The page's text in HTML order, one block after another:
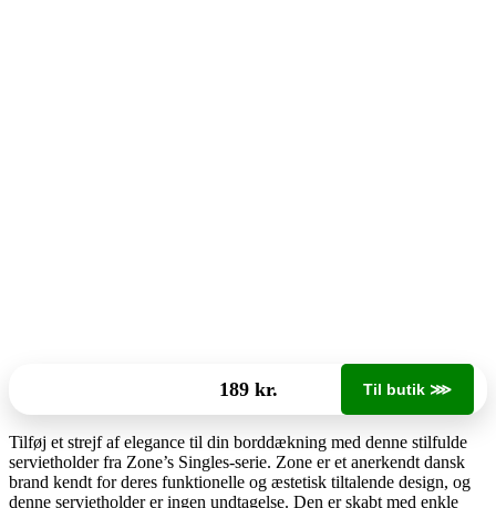
189 kr. Til butik ⋙
Tilføj et strejf af elegance til din borddækning med denne stilfulde
servietholder fra Zone’s Singles-serie. Zone er et anerkendt dansk
brand kendt for deres funktionelle og æstetisk tiltalende design, og
denne servietholder er ingen undtagelse. Den er skabt med enkle